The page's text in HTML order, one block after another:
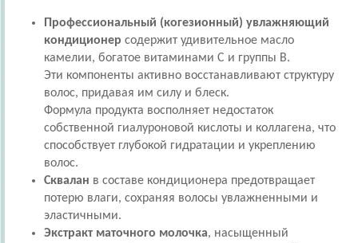
Профессиональный (когезионный) увлажняющий
кондиционер содержит удивительное масло
камелии, богатое витаминами С и группы В.
Эти компоненты активно восстанавливают структуру
волос, придавая им силу и блеск.
Формула продукта восполняет недостаток
собственной гиалуроновой кислоты и коллагена, что
способствует глубокой гидратации и укреплению
волос.
Сквалан в составе кондиционера предотвращает
потерю влаги, сохраняя волосы увлажненными и
эластичными.
Экстракт маточного молочка, насыщенный